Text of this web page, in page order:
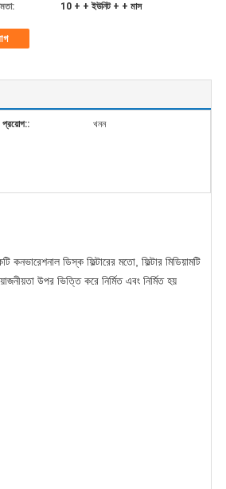
10 + + ইউনিট + + মাস
প্রয়োগ:: খনন
কনভারেশনাল ডিস্ক ফিল্টারের মতো, ফিল্টার মিডিয়ামটি
উপর ভিত্তি করে নির্মিত এবং নির্মিত হয়